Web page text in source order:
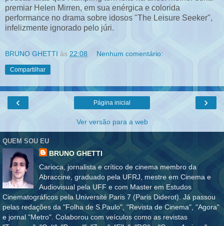
premiar Helen Mirren, em sua enérgica e colorida
performance no drama sobre idosos "The Leisure Seeker",
infelizmente ignorado pelo júri.
BRUNO GHETTI às 22:08 Nenhum comentário:
Compartilhar
‹ ›
Página inicial
Ver versão para a web
QUEM SOU EU
BRUNO GHETTI
Carioca, jornalista e crítico de cinema membro da
Abraccine, graduado pela UFRJ, mestre em Cinema e
Audiovisual pela UFF e com Master em Estudos
Cinematográficos pela Université Paris 7 (Paris Diderot). Já passou
pelas redações da "Folha de S.Paulo", "Revista de Cinema", "Agora"
e jornal "Metro". Colaborou com veículos como as revistas